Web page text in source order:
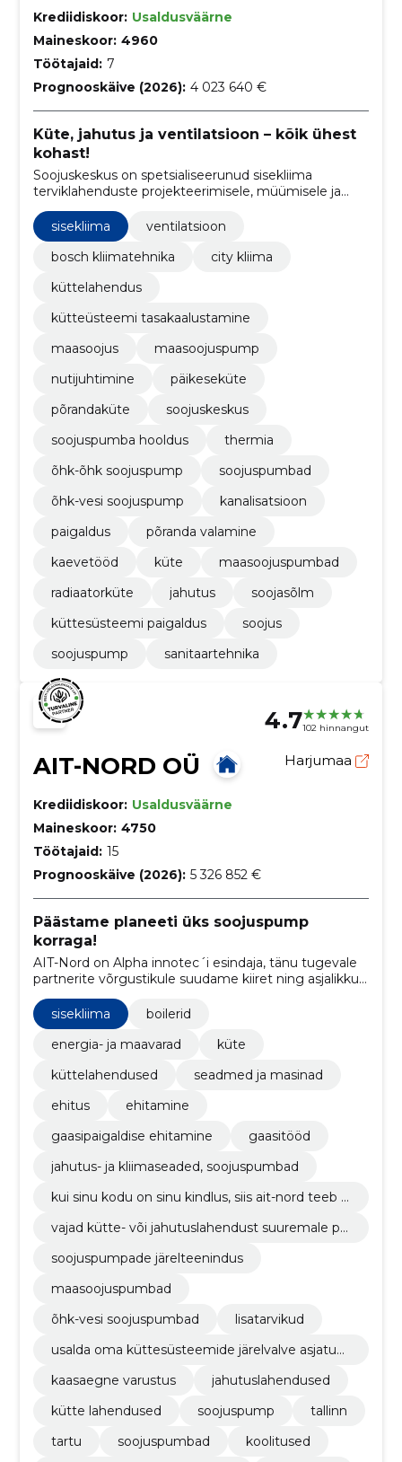
Krediidiskoor: Usaldusväärne
Maineskoor: 4960
Töötajaid: 7
Prognooskäive (2026): 4 023 640 €
Küte, jahutus ja ventilatsioon – kõik ühest
kohast!
Soojuskeskus on spetsialiseerunud sisekliima
terviklahenduste projekteerimisele, müümisele ja
paigaldamisele, hõlmates selles nii küte, jahutus kui
ka ventilatsiooni süsteemidega seotud teenuseid.
sisekliima
ventilatsioon
bosch kliimatehnika
city kliima
küttelahendus
kütteüsteemi tasakaalustamine
maasoojus
maasoojuspump
nutijuhtimine
päikeseküte
põrandaküte
soojuskeskus
soojuspumba hooldus
thermia
õhk-õhk soojuspump
soojuspumbad
õhk-vesi soojuspump
kanalisatsioon
paigaldus
põranda valamine
kaevetööd
küte
maasoojuspumbad
radiaatorküte
jahutus
soojasõlm
küttesüsteemi paigaldus
soojus
soojuspump
sanitaartehnika
4.7102 hinnangut
AIT-NORD OÜ Harjumaa
Krediidiskoor: Usaldusväärne
Maineskoor: 4750
Töötajaid: 15
Prognooskäive (2026): 5 326 852 €
Päästame planeeti üks soojuspump
korraga!
AIT-Nord on Alpha innotec´i esindaja, tänu tugevale
partnerite võrgustikule suudame kiiret ning asjalikku
teenindust võimaldada üle kogu Eesti
sisekliima
boilerid
energia- ja maavarad
küte
küttelahendused
seadmed ja masinad
ehitus
ehitamine
gaasipaigaldise ehitamine
gaasitööd
jahutus- ja kliimaseaded, soojuspumbad
kui sinu kodu on sinu kindlus, siis ait-nord teeb s
laiemat valikut kaasaegseid soojuspumpasid (m
vajad kütte- või jahutuslahendust suuremale pr
on vajalik tehniline know-how ning kogemus ol
soojuspumpade järelteenindus
maasoojuspumbad
õhk-vesi soojuspumbad
lisatarvikud
usalda oma küttesüsteemide järelvalve asjatun
eie spetsialistid käivad regulaarselt tehasepools
kaasaegne varustus
jahutuslahendused
kütte lahendused
soojuspump
tallinn
tartu
soojuspumbad
koolitused